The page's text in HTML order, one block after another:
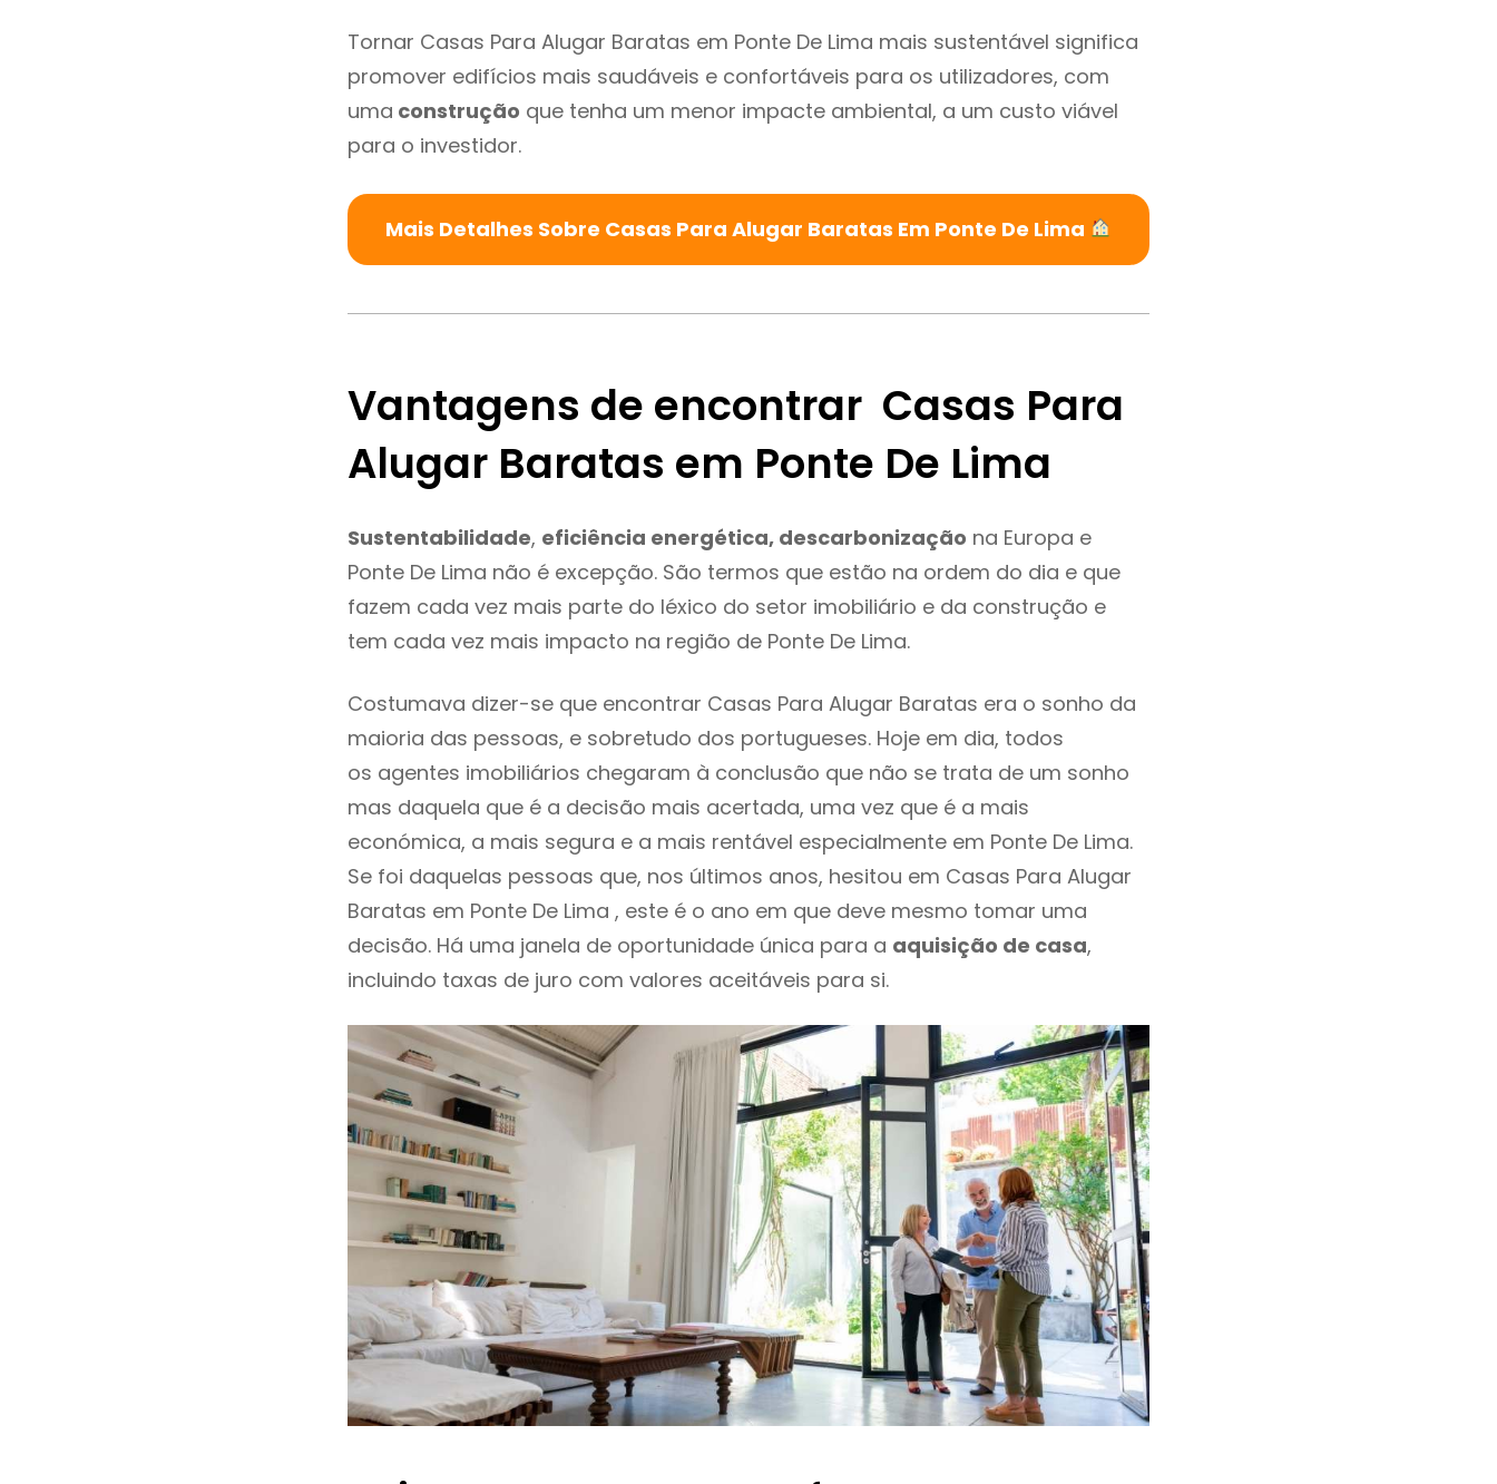
Tornar Casas Para Alugar Baratas em Ponte De Lima mais sustentável significa
promover edifícios mais saudáveis e confortáveis para os utilizadores, com
uma construção que tenha um menor impacte ambiental, a um custo viável
para o investidor.
Mais Detalhes Sobre Casas Para Alugar Baratas Em Ponte De Lima
Vantagens de encontrar Casas Para
Alugar Baratas em Ponte De Lima
Sustentabilidade, eficiência energética, descarbonização na Europa e
Ponte De Lima não é excepção. São termos que estão na ordem do dia e que
fazem cada vez mais parte do léxico do setor imobiliário e da construção e
tem cada vez mais impacto na região de Ponte De Lima.
Costumava dizer-se que encontrar Casas Para Alugar Baratas era o sonho da
maioria das pessoas, e sobretudo dos portugueses. Hoje em dia, todos
os agentes imobiliários chegaram à conclusão que não se trata de um sonho
mas daquela que é a decisão mais acertada, uma vez que é a mais
económica, a mais segura e a mais rentável especialmente em Ponte De Lima.
Se foi daquelas pessoas que, nos últimos anos, hesitou em Casas Para Alugar
Baratas em Ponte De Lima , este é o ano em que deve mesmo tomar uma
decisão. Há uma janela de oportunidade única para a aquisição de casa,
incluindo taxas de juro com valores aceitáveis para si.